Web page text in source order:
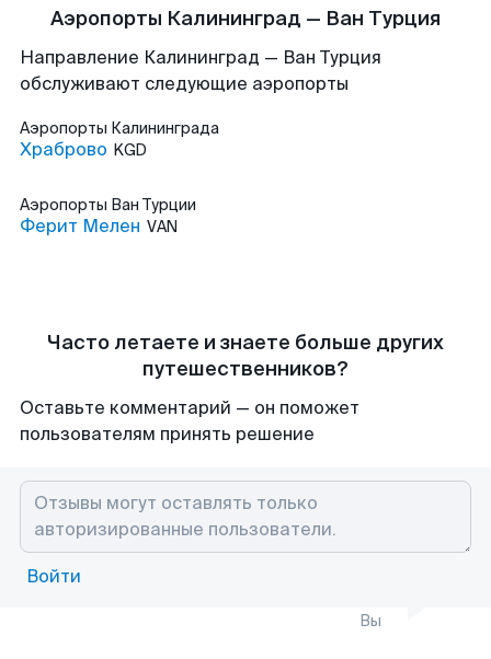
Аэропорты Калининград — Ван Турция
Направление Калининград — Ван Турция
обслуживают следующие аэропорты
Аэропорты Калининграда
Храброво KGD
Аэропорты Ван Турции
Ферит Мелен VAN
Часто летаете и знаете больше других
путешественников?
Оставьте комментарий — он поможет
пользователям принять решение
Войти
Вы